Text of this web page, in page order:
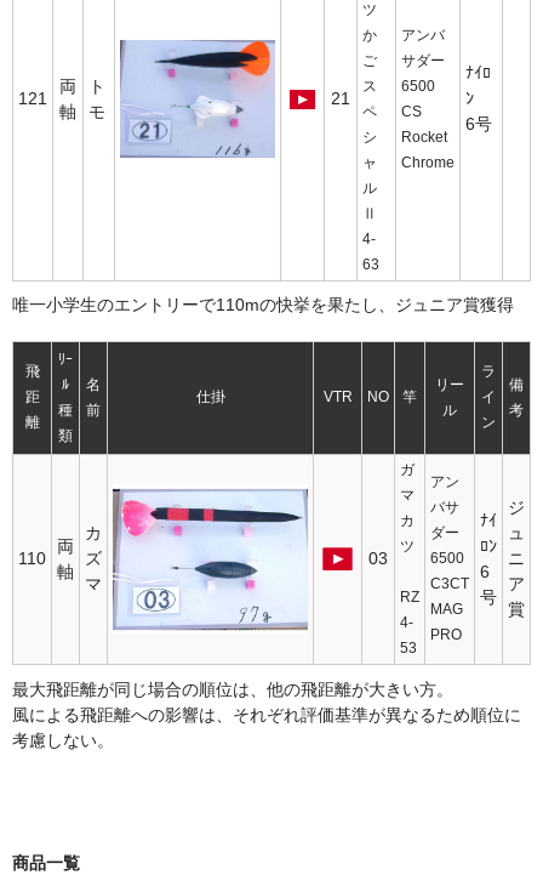
121
両
軸
ト
モ
21
ツ
か
ご
ス
ペ
シ
ャ
ル
Ⅱ
4-
63
アンバ
サダー
6500
CS
Rocket
Chrome
ﾅｲﾛ
ﾝ
6号
唯一小学生のエントリーで110mの快挙を果たし、ジュニア賞獲得
飛
距
離
ﾘｰ
ﾙ
種
類
名
前
仕掛 VTR NO 竿
リー
ル
ラ
イ
ン
備
考
110
両
軸
カ
ズ
マ
03
ガ
マ
カ
ツ
RZ
4-
53
アン
バサ
ダー
6500
C3CT
MAG
PRO
ﾅｲ
ﾛﾝ
6
号
ジ
ュ
ニ
ア
賞
最大飛距離が同じ場合の順位は、他の飛距離が大きい方。
風による飛距離への影響は、それぞれ評価基準が異なるため順位に
考慮しない。
商品一覧